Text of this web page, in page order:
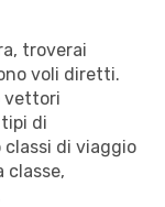
troverai
voli diretti.
vettori
di
di viaggio
classe,